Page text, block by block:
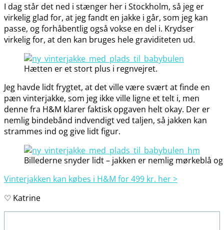
I dag står det ned i stænger her i Stockholm, så jeg er
virkelig glad for, at jeg fandt en jakke i går, som jeg kan
passe, og forhåbentlig også vokse en del i. Krydser
virkelig for, at den kan bruges hele graviditeten ud.
Hætten er et stort plus i regnvejret.
Jeg havde lidt frygtet, at det ville være svært at finde en
pæn vinterjakke, som jeg ikke ville ligne et telt i, men
denne fra H&M klarer faktisk opgaven helt okay. Der er
nemlig bindebånd indvendigt ved taljen, så jakken kan
strammes ind og give lidt figur.
Billederne snyder lidt – jakken er nemlig mørkeblå
Vinterjakken kan købes i H&M for 499 kr. her >
♡ Katrine